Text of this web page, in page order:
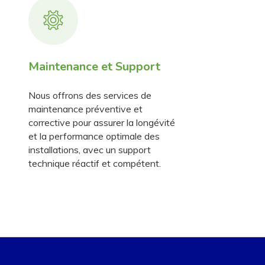
Maintenance et Support
Nous offrons des services de
maintenance préventive et
corrective pour assurer la longévité
et la performance optimale des
installations, avec un support
technique réactif et compétent.